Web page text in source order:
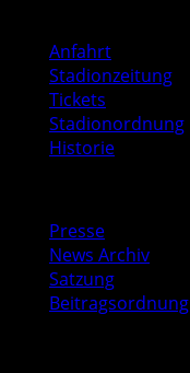
Anfahrt
Stadionzeitung
Tickets
Stadionordnung
Historie
Presse
News Archiv
Satzung
Beitragsordnung